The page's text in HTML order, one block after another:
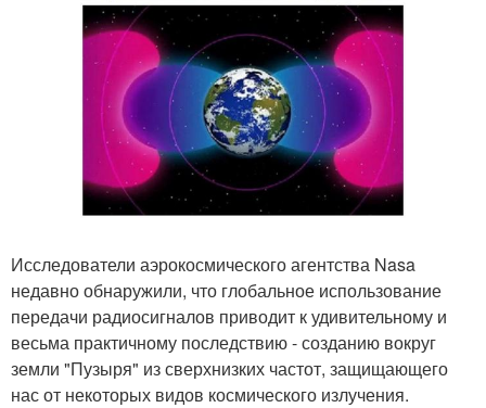
Исследователи аэрокосмического агентства Nasa
недавно обнаружили, что глобальное использование
передачи радиосигналов приводит к удивительному и
весьма практичному последствию - созданию вокруг
земли "Пузыря" из сверхнизких частот, защищающего
нас от некоторых видов космического излучения.